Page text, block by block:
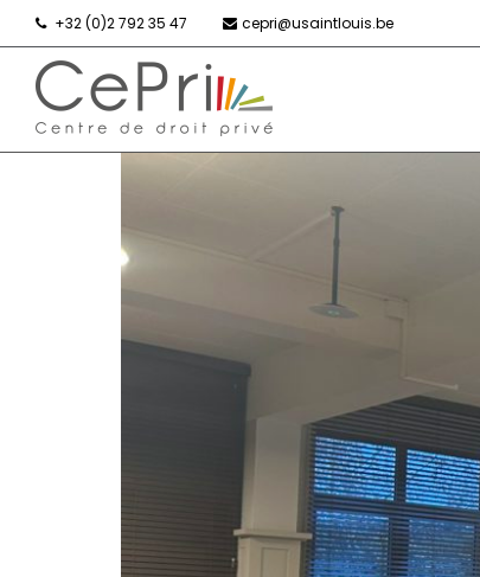
+32 (0)2 792 35 47 cepri@usaintlouis.be